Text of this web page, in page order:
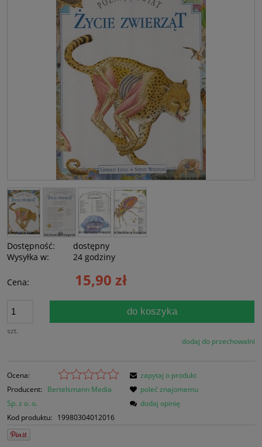
Dostępność:
dostępny
Wysyłka w:
24 godziny
Cena: 15,90 zł
szt.
do koszyka
dodaj do przechowalni
Ocena:
Producent:
Bertelsmann Media
Sp. z o. o.
Kod produktu:
19980304012016
zapytaj o produkt
poleć znajomemu
dodaj opinię